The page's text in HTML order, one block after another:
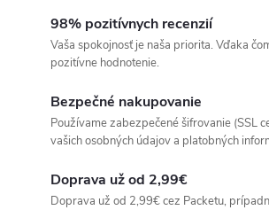
98% pozitívnych recenzií
Vaša spokojnosť je naša priorita. Vďaka
pozitívne hodnotenie.
Bezpečné nakupovanie
Používame zabezpečené šifrovanie (SSL
vašich osobných údajov a platobných
Doprava už od 2,99€
Doprava už od 2,99€ cez Packetu,